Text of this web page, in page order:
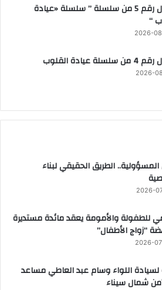
المقال رقم 5 من سلسلة ” سلسلة «عيادة
“
2026-
عيادة القلوب
2026-
الطريق الحقيقي لبناء
2026-
للطفولة والأمومة يعقد مائدة مستديرة
“زواج الأطفال”
2026-
لسيادة اللواء وسام عبد العاطي مساعد
شمال سيناء